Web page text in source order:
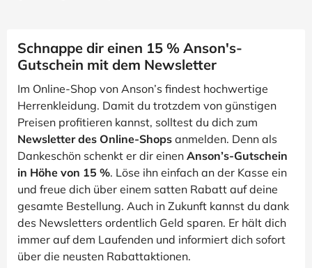
Schnappe dir einen 15 % Anson's-
Gutschein mit dem Newsletter
Im Online-Shop von Anson’s findest hochwertige
Herrenkleidung. Damit du trotzdem von günstigen
Preisen profitieren kannst, solltest du dich zum
Newsletter des Online-Shops anmelden. Denn als
Dankeschön schenkt er dir einen Anson’s-Gutschein
in Höhe von 15 %. Löse ihn einfach an der Kasse ein
und freue dich über einem satten Rabatt auf deine
gesamte Bestellung. Auch in Zukunft kannst du dank
des Newsletters ordentlich Geld sparen. Er hält dich
immer auf dem Laufenden und informiert dich sofort
über die neusten Rabattaktionen.